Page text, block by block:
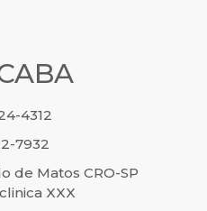
4312
7932
de Matos CRO-SP
XXX